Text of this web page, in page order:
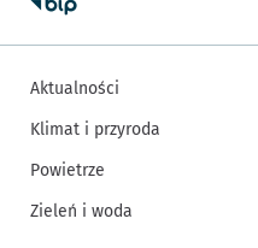
Aktualności
Klimat i przyroda
Powietrze
Zieleń i woda